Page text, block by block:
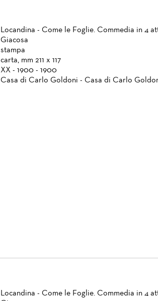
Locandina - Come le Foglie. Commedia in 4
Giacosa
stampa
carta, mm 211 x 117
XX - 1900 - 1900
Casa di Carlo Goldoni - Casa di Carlo
Locandina - Come le Foglie. Commedia in 4